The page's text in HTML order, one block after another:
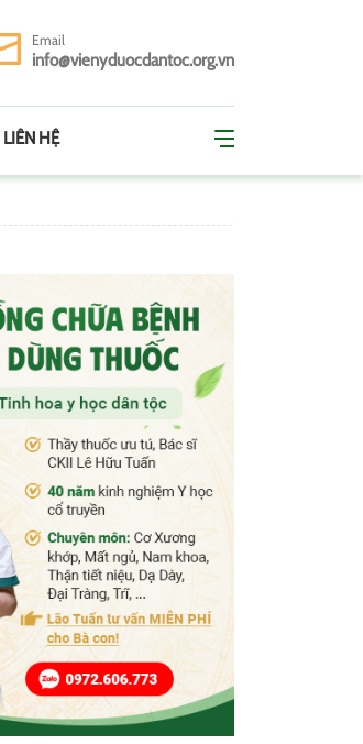
Email
info@vienyduocdantoc.org.vn
LIÊN HỆ